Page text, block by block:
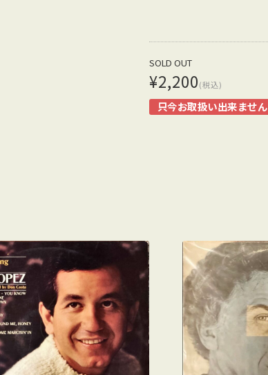
SOLD OUT
¥2,200(税込)
只今お取扱い出来ません